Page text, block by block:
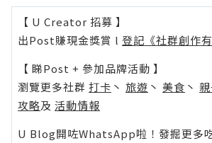
【 U Creator 招募 】
出Post賺現金獎賞 l 登記《社群創作有
【 睇Post + 參加品牌活動 】
瀏覽更多社群 打卡 丶 旅遊 丶 美食 丶
攻略及 活動情報
U Blog開咗WhatsApp啦！發掘更多